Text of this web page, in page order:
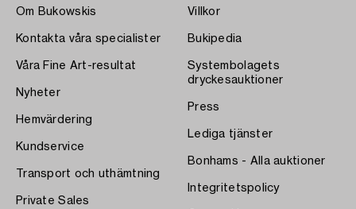
Om Bukowskis
Kontakta våra specialister
Våra Fine Art-resultat
Nyheter
Hemvärdering
Kundservice
Transport och uthämtning
Private Sales
Villkor
Bukipedia
Systembolagets
dryckesauktioner
Press
Lediga tjänster
Bonhams - Alla auktioner
Integritetspolicy